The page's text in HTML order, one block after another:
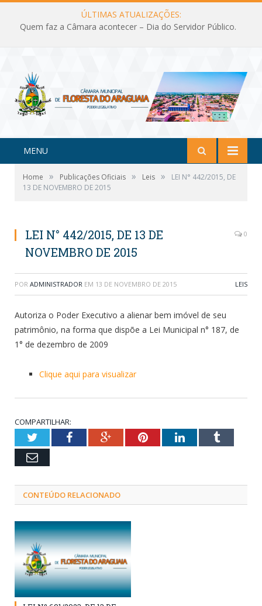
ÚLTIMAS ATUALIZAÇÕES:
Quem faz a Câmara acontecer – Dia do Servidor Público.
MENU
Home » Publicações Oficiais » Leis »
LEI N° 442/2015, DE
13 DE NOVEMBRO DE 2015
LEI N° 442/2015, DE 13 DE
NOVEMBRO DE 2015
0
POR ADMINISTRADOR EM 13 DE NOVEMBRO DE 2015 LEIS
Autoriza o Poder Executivo a alienar bem imóvel de seu
patrimônio, na forma que dispõe a Lei Municipal n° 187, de
1° de dezembro de 2009
Clique aqui para visualizar
COMPARTILHAR:
TwitterFacebookGoogle+PinterestLinkedInTumblr
Email
CONTEÚDO RELACIONADO